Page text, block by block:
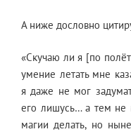
А ниже дословно
«Скучаю ли я [по
умение летать мне
я даже не мог
его лишусь… а тем
магии делать, но